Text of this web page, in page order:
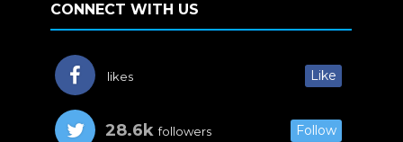
CONNECT WITH US
likes Like
28.6k followers Follow